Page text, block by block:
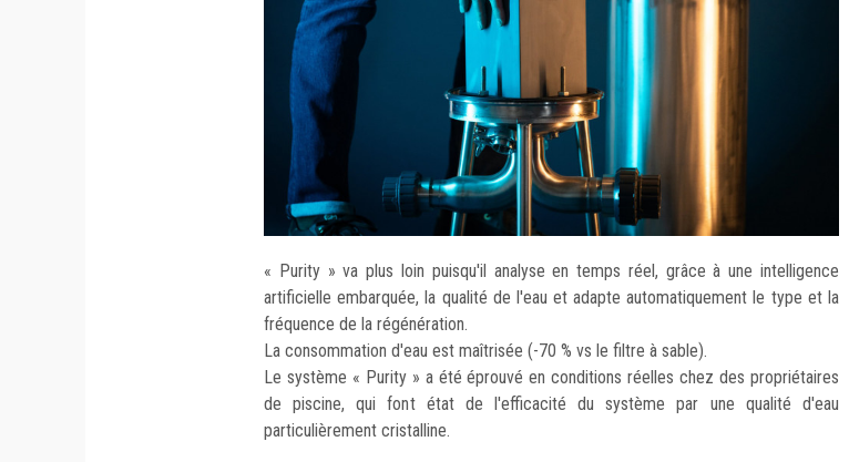
« Purity » va plus loin puisqu'il analyseen temps réel, grâce à une intelligence
artificielle embarquée, la qualité de l'eau et adapte automatiquement le type et la
fréquence de la régénération.
La consommation d'eau est maîtrisée (-70 % vs le filtre à sable).
Le système « Purity » a été éprouvé en conditions réelles chez des propriétaires
de piscine, qui font état de l'efficacité du système par une qualité d'eau
particulièrement cristalline.